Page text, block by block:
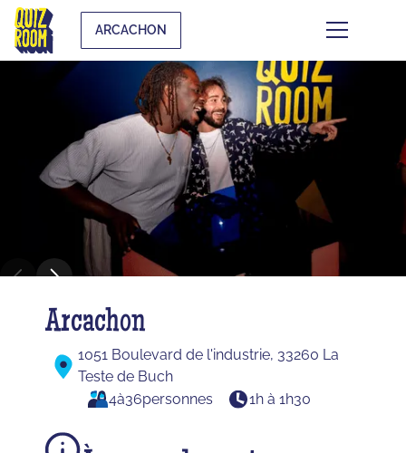
ARCACHON
Arcachon
1051 Boulevard de l'industrie, 33260 La
Teste de Buch
4à36personnes 1h à 1h30